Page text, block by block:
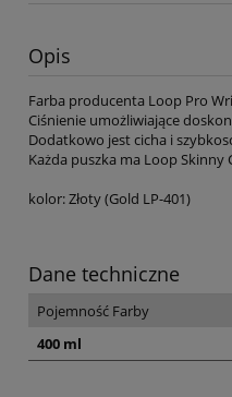
Opis
Farba producenta Loop Pro
Ciśnienie umożliwiające
Dodatkowo jest cicha i
Każda puszka ma Loop Skinny
kolor: Złoty (Gold LP-401)
Dane techniczne
Pojemność Farby
400 ml